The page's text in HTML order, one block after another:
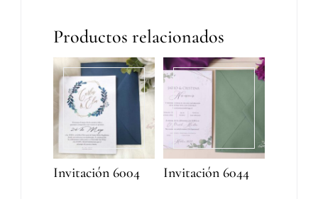
Productos relacionados
Invitación 6004 Invitación 6044